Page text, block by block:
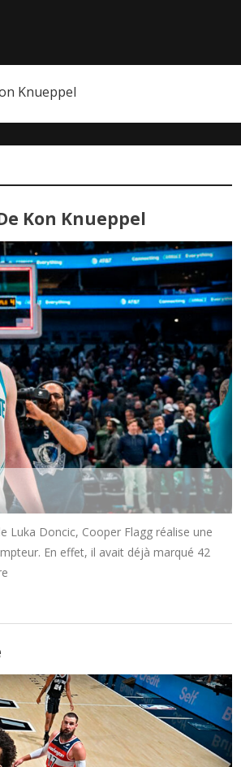
Knueppel
Kon Knueppel
Luka Doncic, Cooper Flagg réalise une
En effet, il avait déjà marqué 42